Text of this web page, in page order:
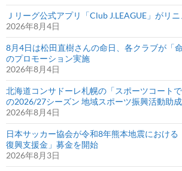
Ｊリーグ公式アプリ「Club J.LEAGUE」がリ
2026年8月4日
8月4日は松田直樹さんの命日、各クラブが「
のプロモーション実施
2026年8月4日
北海道コンサドーレ札幌の「スポーツコート
の2026/27シーズン 地域スポーツ振興活動助
2026年8月4日
日本サッカー協会が令和8年熊本地震における
復興支援金」募金を開始
2026年8月3日